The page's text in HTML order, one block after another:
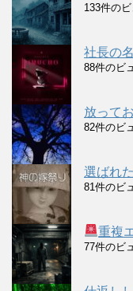
133件の
社長の
88件のビ
放って
82件のビ
選ばれ
81件のビ
重複
77件のビ